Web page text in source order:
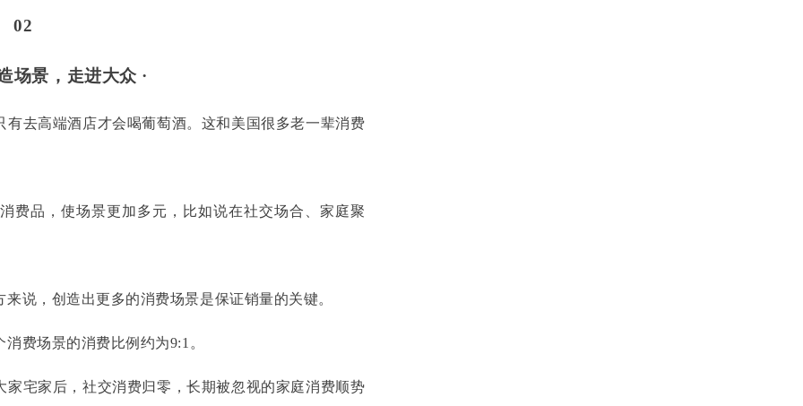
02
场景，走进大众 ·
去高端酒店才会喝葡萄酒。这和美国很多老一辈消费
费品，使场景更加多元，比如说在社交场合、家庭聚
说，创造出更多的消费场景是保证销量的关键。
费场景的消费比例约为9:1。
宅家后，社交消费归零，长期被忽视的家庭消费顺势